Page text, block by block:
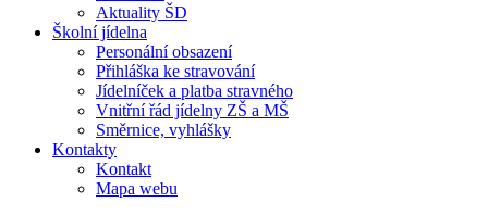
Aktuality ŠD
Školní jídelna
Personální obsazení
Přihláška ke stravování
Jídelníček a platba stravného
Vnitřní řád jídelny ZŠ a MŠ
Směrnice, vyhlášky
Kontakty
Kontakt
Mapa webu